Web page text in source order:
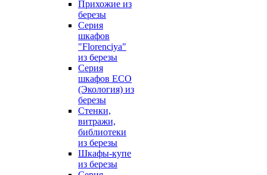
Прихожие из
березы
Серия
шкафов
"Florenciya"
из березы
Серия
шкафов ECO
(Экология) из
березы
Стенки,
витражи,
библиотеки
из березы
Шкафы-купе
из березы